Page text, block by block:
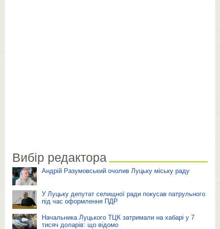
Вибір редактора
Андрій Разумовський очолив Луцьку міську раду
У Луцьку депутат селищної ради покусав патрульного
під час оформлення ПДР
Начальника Луцького ТЦК затримали на хабарі у 7
тисяч доларів: що відомо